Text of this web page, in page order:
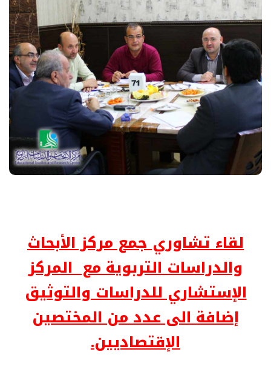
لقاء تشاوري جمع مركز الأبحاث
والدراسات التربوية مع المركز
الإستشاري للدراسات والتوثيق
إضافة الى عدد من المختصين
الإقتصاديين.